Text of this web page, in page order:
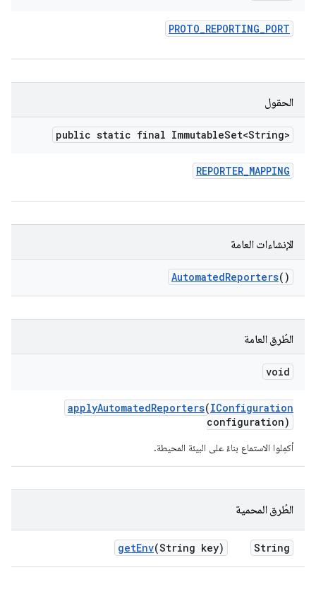
PROTO_REPORTING_PORT
الحقول
public static final ImmutableSet<String>
REPORTER_MAPPING
الإنشاءات العامة
AutomatedReporters()
الطُرق العامة
void
applyAutomatedReporters(IConfiguration
configuration)
أكمِلوا الاستماع بناءً على البيئة المحيطة.
الطُرق المحمية
String
getEnv(String key)